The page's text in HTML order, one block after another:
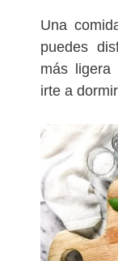
Una
puedes
más ligera
irte a